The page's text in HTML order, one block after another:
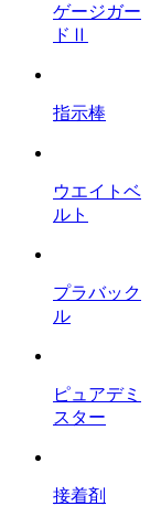
ゲージガー
ドⅡ
指示棒
ウエイトベ
ルト
プラバック
ル
ピュアデミ
スター
接着剤